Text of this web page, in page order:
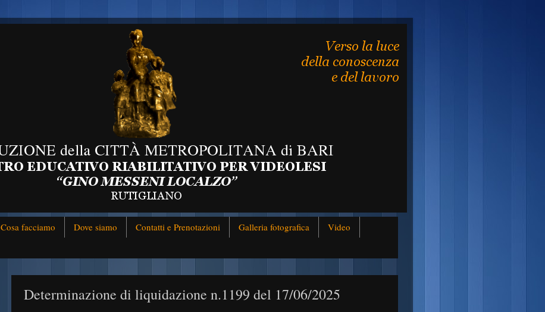
Cosa facciamo Dove siamo Contatti e Prenotazioni Galleria fotografica
Video
Determinazione di liquidazione n.1199 del 17/06/2025